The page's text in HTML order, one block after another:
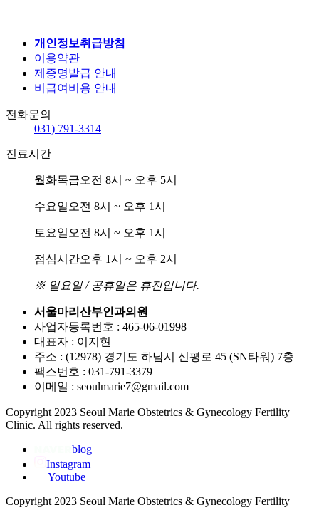
개인정보취급방침
이용약관
제증명발급 안내
비급여비용 안내
전화문의
031) 791-3314
진료시간
월화목금오전 8시 ~ 오후 5시
수요일 오전 8시 ~ 오후 1시
토요일 오전 8시 ~ 오후 1시
점심시간오후 1시 ~ 오후 2시
※ 일요일 / 공휴일은 휴진입니다.
서울마리산부인과의원
사업자등록번호 : 465-06-01998
대표자 : 이지현
주소 : (12978) 경기도 하남시 신평로 45 (SN타워) 7층
팩스번호 : 031-791-3379
이메일 : seoulmarie7@gmail.com
Copyright 2023 Seoul Marie Obstetrics & Gynecology Fertility
Clinic. All rights reserved.
blog
Instagram
Youtube
Copyright 2023 Seoul Marie Obstetrics & Gynecology Fertility